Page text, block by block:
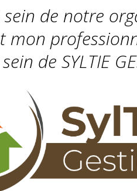
de notre
mon
de SYLTIE